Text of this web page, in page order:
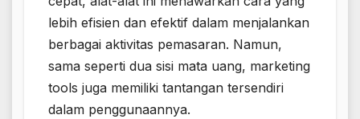
lebih efisien dan efektif dalam menjalankan
berbagai aktivitas pemasaran. Namun,
sama seperti dua sisi mata uang, marketing
tools juga memiliki tantangan tersendiri
dalam penggunaannya.